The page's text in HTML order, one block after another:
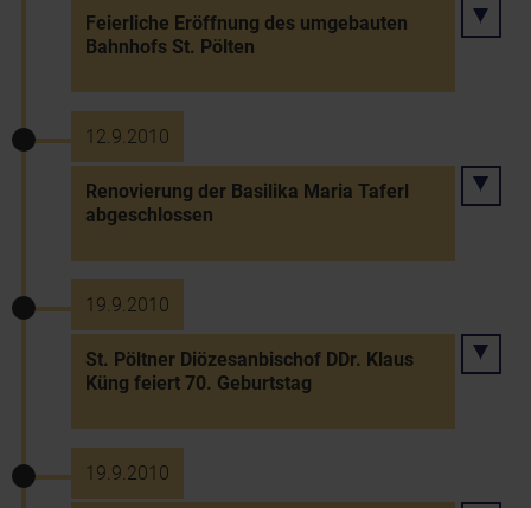
Feierliche Eröffnung des umgebauten
Bahnhofs St. Pölten
12.9.2010
Renovierung der Basilika Maria Taferl
abgeschlossen
19.9.2010
St. Pöltner Diözesanbischof DDr. Klaus
Küng feiert 70. Geburtstag
19.9.2010